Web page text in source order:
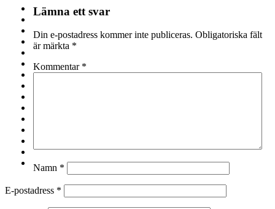
Lämna ett svar
Din e-postadress kommer inte publiceras. Obligatoriska fält
är märkta *
Kommentar *
Namn *
E-postadress *